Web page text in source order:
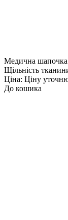
Медична
Щільність
Ціна: Ціну
До кошика